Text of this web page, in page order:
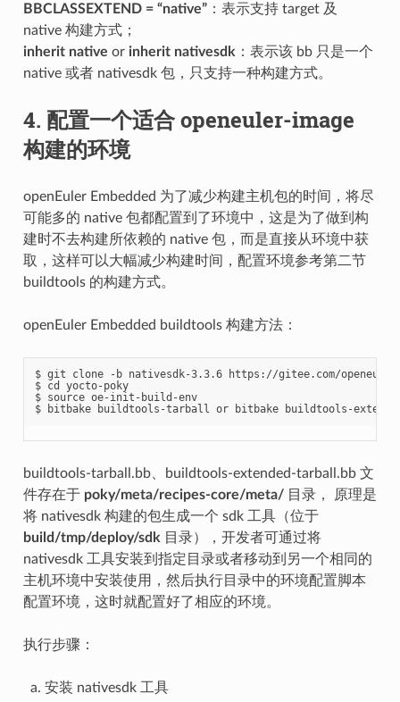
BBCLASSEXTEND = “native”：表示支持 target 及
native 构建方式；
inherit native or inherit nativesdk ：表示该 bb 只是一个
native 或者 nativesdk 包，只支持一种构建方式。
4. 配置一个适合 openeuler-image
构建的环境
openEuler Embedded 为了减少构建主机包的时间，将尽
可能多的 native 包都配置到了环境中，这是为了做到构
建时不去构建所依赖的 native 包，而是直接从环境中获
取，这样可以大幅减少构建时间，配置环境参考第二节
buildtools 的构建方式。
openEuler Embedded buildtools 构建方法：
$ git clone -b nativesdk-3.3.6 https://gitee.com/
$ cd yocto-poky
$ source oe-init-build-env
buildtools-tarball.bb、buildtools-extended-tarball.bb 文
件存在于 poky/meta/recipes-core/meta/目录， 原理是
将 nativesdk 构建的包生成一个 sdk 工具（位于
build/tmp/deploy/sdk 目录），开发者可通过将
nativesdk 工具安装到指定目录或者移动到另一个相同的
主机环境中安装使用，然后执行目录中的环境配置脚本
配置环境，这时就配置好了相应的环境。
执行步骤：
安装 nativesdk 工具